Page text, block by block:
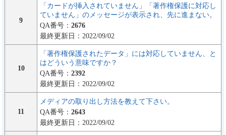
9
「カードが挿入されていません」「著作権保護に対応し
ていません」のメッセージが表示され、先に進まない。
QA番号： 2676
最終更新日：2022/09/02
10
「著作権保護されたデータ」には対応していません、と
はどういう意味ですか？
QA番号： 2392
最終更新日：2022/09/02
11
メディアの取り出し方法を教えて下さい。
QA番号： 2643
最終更新日：2022/09/02